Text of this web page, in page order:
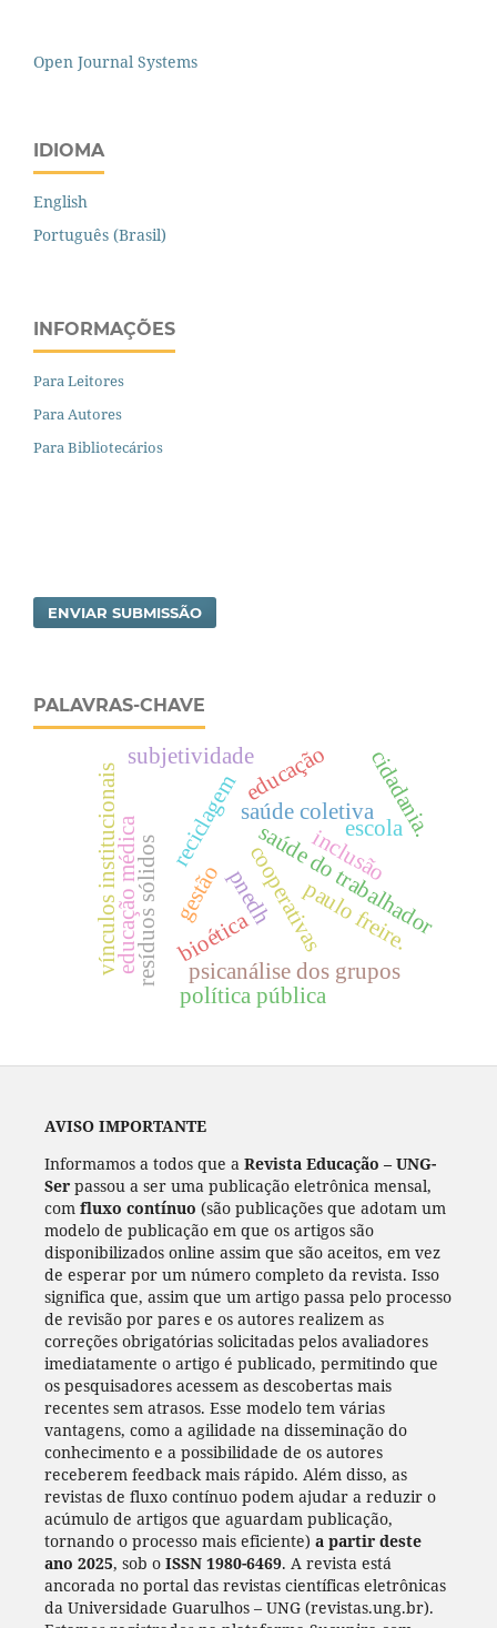
Open Journal Systems
IDIOMA
English
Português (Brasil)
INFORMAÇÕES
Para Leitores
Para Autores
Para Bibliotecários
ENVIAR SUBMISSÃO
PALAVRAS-CHAVE
resíduos sólidos
reciclagem
cooperativas
saúde do trabalhador
saúde coletiva
bioética
educação médica psicanálise dos grupos
vínculos institucionais
subjetividade
gestão
educação
inclusão
paulo freire.
política pública
pnedh
escola
cidadania.
AVISO IMPORTANTE
Informamos a todos que a Revista Educação – UNG-
Serpassou a ser uma publicação eletrônica mensal,
com fluxo contínuo (são publicações que adotam um
modelo de publicação em que os artigos são
disponibilizados online assim que são aceitos, em vez
de esperar por um número completo da revista. Isso
significa que, assim que um artigo passa pelo processo
de revisão por pares e os autores realizem as
correções obrigatórias solicitadas pelos avaliadores
imediatamente o artigo é publicado, permitindo que
os pesquisadores acessem as descobertas mais
recentes sem atrasos. Esse modelo tem várias
vantagens, como a agilidade na disseminação do
conhecimento e a possibilidade de os autores
receberem feedback mais rápido. Além disso, as
revistas de fluxo contínuo podem ajudar a reduzir o
acúmulo de artigos que aguardam publicação,
tornando o processo mais eficiente) a partir deste
ano 2025, sob o ISSN 1980-6469. A revista está
ancorada no portal das revistas científicas eletrônicas
da Universidade Guarulhos – UNG (revistas.ung.br).